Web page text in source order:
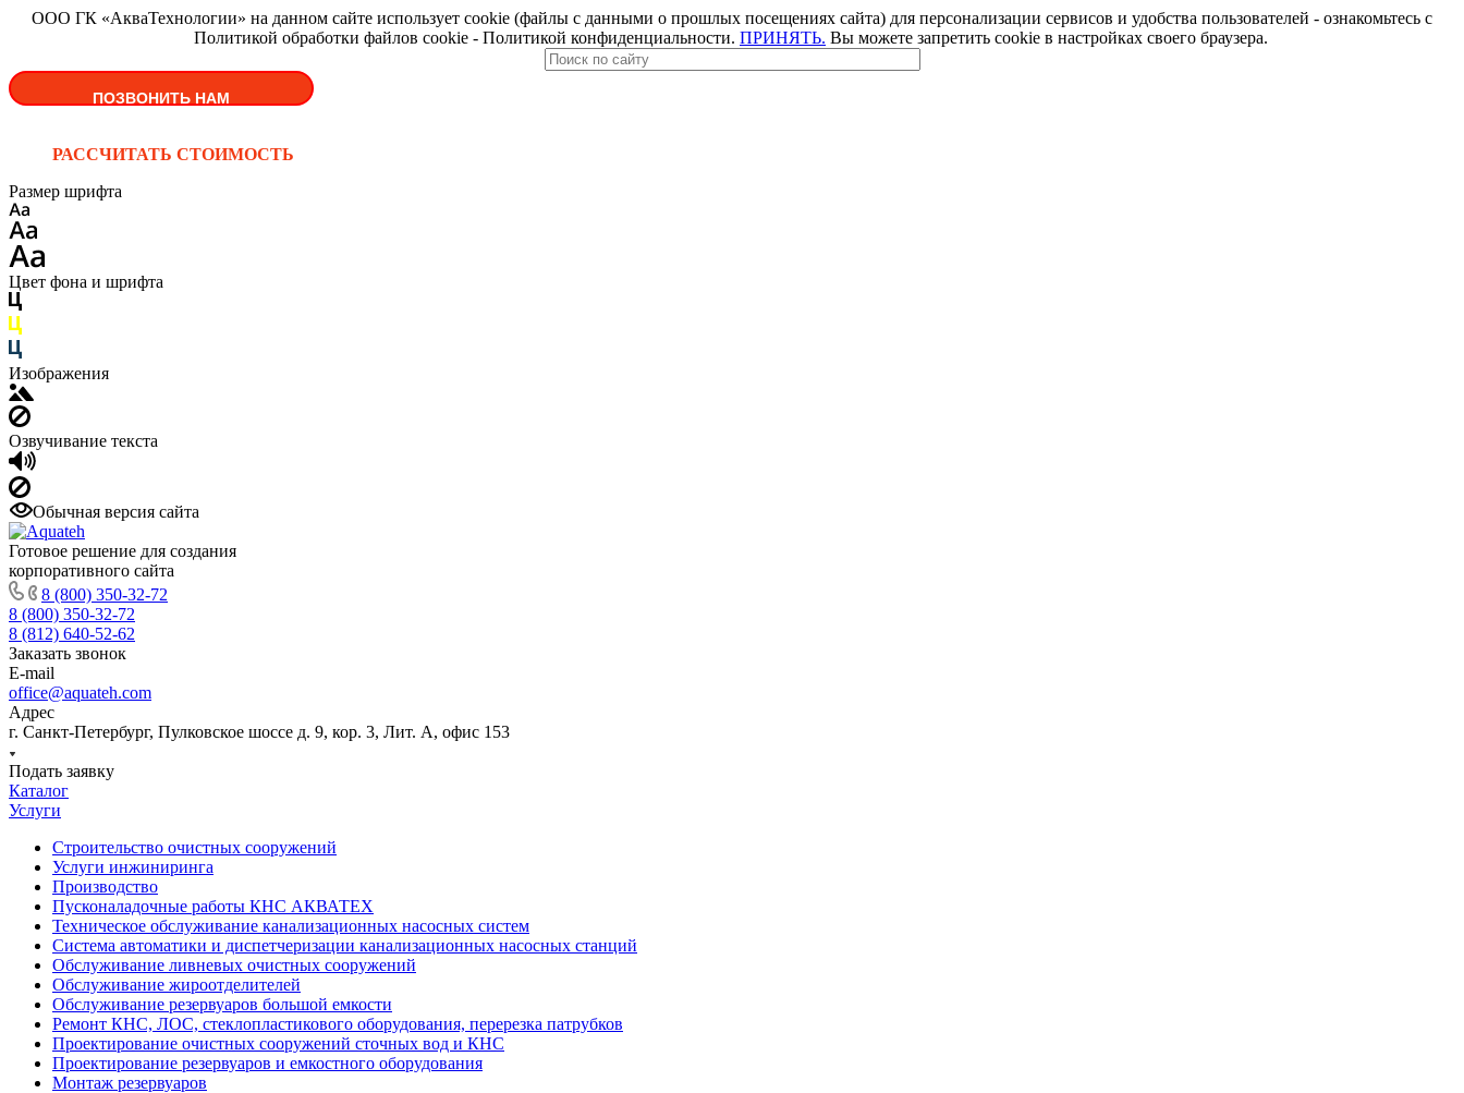
ООО ГК «АкваТехнологии» на данном сайте использует cookie (файлы с данными о прошлых посещениях сайта) для персонализации сервисов и удобства пользователей - ознакомьтесь с
Политикой обработки файлов cookie - Политикой конфиденциальности. ПРИНЯТЬ. Вы можете запретить cookie в настройках своего браузера.
ПОЗВОНИТЬ НАМ
РАССЧИТАТЬ СТОИМОСТЬ
Размер шрифта
Цвет фона и шрифта
Изображения
Озвучивание текста
Обычная версия сайта
Готовое решение для создания
корпоративного сайта
8 (800) 350-32-72
8 (800) 350-32-72
8 (812) 640-52-62
Заказать звонок
E-mail
office@aquateh.com
Адрес
г. Санкт-Петербург, Пулковское шоссе д. 9, кор. 3, Лит. А, офис 153
Подать заявку
Каталог
Услуги
Строительство очистных сооружений
Услуги инжиниринга
Производство
Пусконаладочные работы КНС АКВАТЕХ
Техническое обслуживание канализационных насосных систем
Система автоматики и диспетчеризации канализационных насосных станций
Обслуживание ливневых очистных сооружений
Обслуживание жироотделителей
Обслуживание резервуаров большой емкости
Ремонт КНС, ЛОС, стеклопластикового оборудования, перерезка патрубков
Проектирование очистных сооружений сточных вод и КНС
Проектирование резервуаров и емкостного оборудования
Монтаж резервуаров